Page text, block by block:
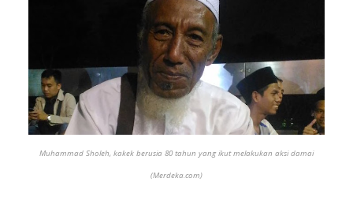
Muhammad Sholeh, kakek berusia 80 tahun yang ikut melakukan aksi damai
(Merdeka.com)